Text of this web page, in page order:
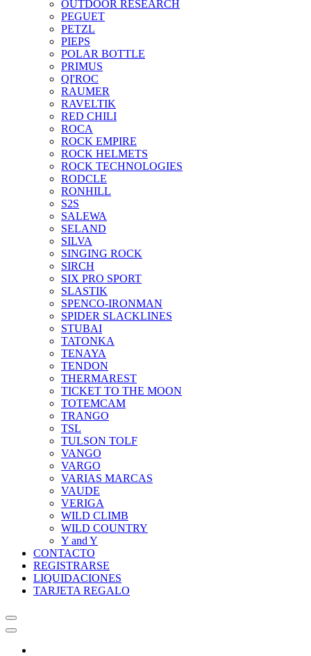
OUTDOOR RESEARCH
PEGUET
PETZL
PIEPS
POLAR BOTTLE
PRIMUS
QI'ROC
RAUMER
RAVELTIK
RED CHILI
ROCA
ROCK EMPIRE
ROCK HELMETS
ROCK TECHNOLOGIES
RODCLE
RONHILL
S2S
SALEWA
SELAND
SILVA
SINGING ROCK
SIRCH
SIX PRO SPORT
SLASTIK
SPENCO-IRONMAN
SPIDER SLACKLINES
STUBAI
TATONKA
TENAYA
TENDON
THERMAREST
TICKET TO THE MOON
TOTEMCAM
TRANGO
TSL
TULSON TOLF
VANGO
VARGO
VARIAS MARCAS
VAUDE
VERIGA
WILD CLIMB
WILD COUNTRY
Y and Y
CONTACTO
REGISTRARSE
LIQUIDACIONES
TARJETA REGALO